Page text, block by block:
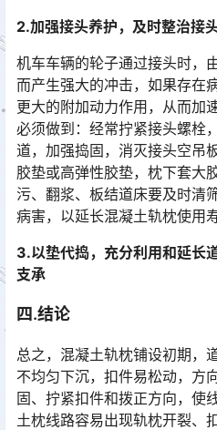
2.加强接头养护，及时整治接
机车车辆的轮子通过接头时，
而产生强大的冲击，如果存在
更大的附加动力作用，从而加
必须做到：经常拧紧接头螺栓
道，加强捣固，消灭接头空吊
胶垫或高弹性胶垫，枕下套大
污、翻浆、板结道床要及时清
病害，以延长混凝土轨枕使用寿
3.以垫代捣，充分利用和延长
支承
四.结论
总之，混凝土轨枕铺设初期，
不均匀下沉，扣件易松动，方
固、拧紧扣件和拨正方向，使
土枕线路容易出现轨枕开裂、